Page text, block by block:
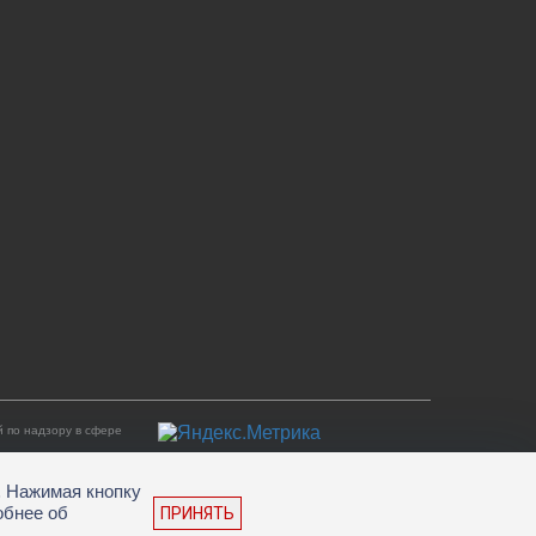
надзору в сфере
Нажимая кнопку
об
ПРИНЯТЬ